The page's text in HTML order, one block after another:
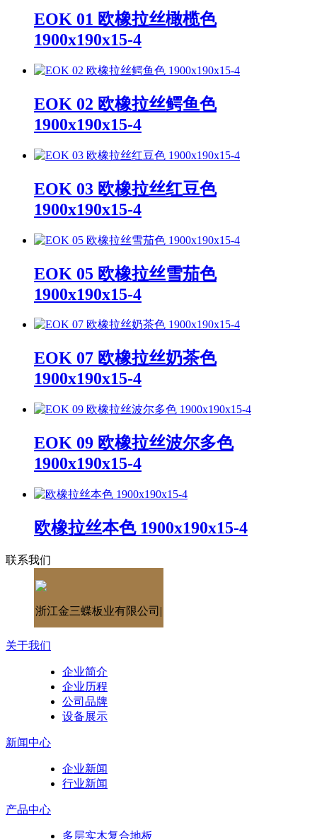
EOK 01 欧橡拉丝橄榄色
1900x190x15-4
EOK 02 欧橡拉丝鳄鱼色
1900x190x15-4
EOK 03 欧橡拉丝红豆色
1900x190x15-4
EOK 05 欧橡拉丝雪茄色
1900x190x15-4
EOK 07 欧橡拉丝奶茶色
1900x190x15-4
EOK 09 欧橡拉丝波尔多色
1900x190x15-4
欧橡拉丝本色 1900x190x15-4
联系我们
浙江金三蝶板业有限公司|
关于我们
企业简介
企业历程
公司品牌
设备展示
新闻中心
企业新闻
行业新闻
产品中心
多层实木复合地板